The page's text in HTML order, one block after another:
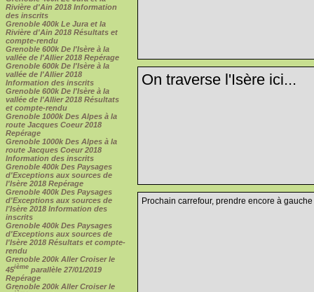
Rivière d'Ain 2018 Information
des inscrits
Grenoble 400k Le Jura et la
Rivière d'Ain 2018 Résultats et
compte-rendu
Grenoble 600k De l'Isère à la
vallée de l'Allier 2018 Repérage
Grenoble 600k De l'Isère à la
vallée de l'Allier 2018
Information des inscrits
Grenoble 600k De l'Isère à la
vallée de l'Allier 2018 Résultats
et compte-rendu
Grenoble 1000k Des Alpes à la
route Jacques Coeur 2018
Repérage
Grenoble 1000k Des Alpes à la
route Jacques Coeur 2018
Information des inscrits
Grenoble 400k Des Paysages
d'Exceptions aux sources de
l'Isère 2018 Repérage
Grenoble 400k Des Paysages
d'Exceptions aux sources de
l'Isère 2018 Information des
inscrits
Grenoble 400k Des Paysages
d'Exceptions aux sources de
l'Isère 2018 Résultats et compte-
rendu
Grenoble 200k Aller Croiser le
45ième parallèle 27/01/2019
Repérage
Grenoble 200k Aller Croiser le
On traverse l'Isère ici...
Prochain carrefour, prendre encore à